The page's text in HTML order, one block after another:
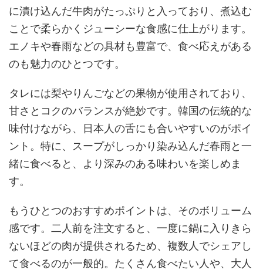
に漬け込んだ牛肉がたっぷりと入っており、煮込む
ことで柔らかくジューシーな食感に仕上がります。
エノキや春雨などの具材も豊富で、食べ応えがある
のも魅力のひとつです。
タレには梨やりんごなどの果物が使用されており、
甘さとコクのバランスが絶妙です。韓国の伝統的な
味付けながら、日本人の舌にも合いやすいのがポイ
ント。特に、スープがしっかり染み込んだ春雨と一
緒に食べると、より深みのある味わいを楽しめま
す。
もうひとつのおすすめポイントは、そのボリューム
感です。二人前を注文すると、一度に鍋に入りきら
ないほどの肉が提供されるため、複数人でシェアし
て食べるのが一般的。たくさん食べたい人や、大人